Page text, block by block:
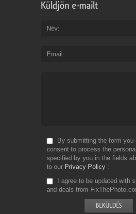
Küldjön e-mailt
Név
Email
By submitting the form you
consent to process the
specified by you in the fields
to our Privacy Policy
I agree to be updated with
and deals from